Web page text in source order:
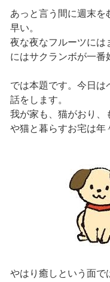
あっと言う間に週末を
早い。
夜な夜なフルーツには
にはサクランボが一番
では本題です。今日は
話をします。
我が家も、猫がおり、
や猫と暮らすお宅は年
やはり癒しという面で